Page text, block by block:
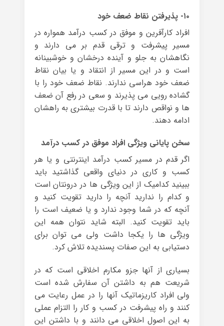
۱۰- پذیرفتن نقاط ضعف خود
افراد کارآفرین و موفق در کسب درآمد همواره در
مسیر پیشرفت و ترقی قدم بر می دارند و
نگاهشان به جلو و آینده درخشان و خوشبینانه
است و در این مسیر از انتقاد و یا بیان نقاط
ضعف خود هراسی ندارند. نقاط ضعف خود را با
گشاده رویی می پذیرند و سعی در رفع آن ضعف
ها و نواقص دارند تا با قدرت بیشتری به راهشان
ادامه دهند.
سخن پایانی ویژگی افراد موفق در کسب درآمد
اگر قدم در مسیر کسب درآمد اینترنتی و یا هر
کسب و کاری در دنیای واقعی گذاشتید باید
ببینید کدامیک از این ویژگی ها در درونتان است
و کدام را ندارید آنچه را دارید تقویت کنید و
آنچه که در شما وجود ندارد و یا ضعیف است را
باید تقویت کنید. البته شاید نتوان همه این
ویژگی ها را یکجا داشت ولی می توان برای
دستیابی به این صفات پسندیده تلاش کرد.
بسیاری از آنها جزو مکارم اخلاقی است که در
شریعت هم به داشتن آن سفارش شده است
ولی افراد کاریزماتیک آنها را در عمل رعایت می
کنند و راه پیشرفت در کسب و کار را التزام عملی
به این اصول اخلاقی می دانند و با داشتن این